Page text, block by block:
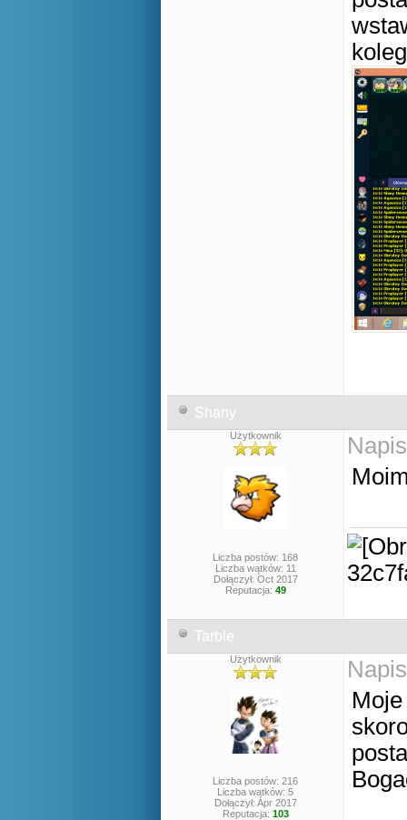
Shany
Użytkownik
Liczba postów: 168
Liczba wątków: 11
Dołączył: Oct 2017
Reputacja: 49
Tarble
Użytkownik
Liczba postów: 216
Liczba wątków: 5
Dołączył: Apr 2017
Reputacja: 103